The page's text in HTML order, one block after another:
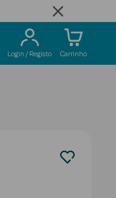
Login / Registo Carrinho